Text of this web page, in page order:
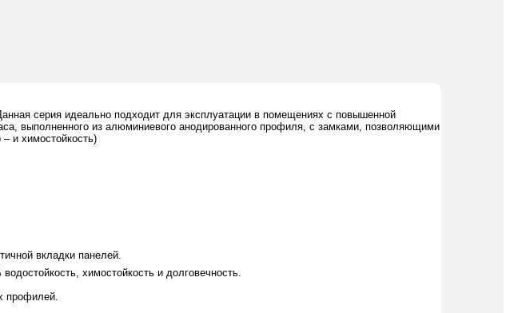
серия идеально подходит для эксплуатации в помещениях с повышенной
выполненного из алюминиевого анодированного профиля, с замками, позволяющими
и химостойкость)
вкладки панелей.
химостойкость и долговечность.
профилей.